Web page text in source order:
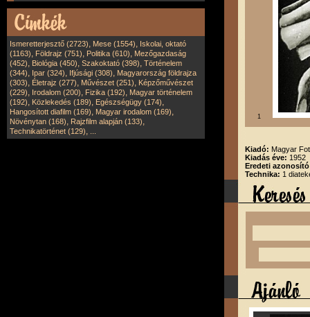
Ismeretterjesztő (2723), Mese (1554), Iskolai, oktató
(1163), Földrajz (751), Politika (610), Mezőgazdaság
(452), Biológia (450), Szakoktató (398), Történelem
(344), Ipar (324), Ifjúsági (308), Magyarország földrajza
(303), Életrajz (277), Művészet (251), Képzőművészet
(229), Irodalom (200), Fizika (192), Magyar történelem
(192), Közlekedés (189), Egészségügy (174),
Hangosított diafilm (169), Magyar irodalom (169),
Növénytan (168), Rajzfilm alapján (133),
Technikatörténet (129),
1
Kiadó: Magyar
Kiadás éve: 1952
Eredeti
Technika: 1